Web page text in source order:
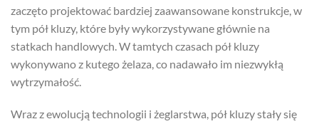
zaczęto projektować bardziej zaawansowane konstrukcje, w
tym pół kluzy, które były wykorzystywane głównie na
statkach handlowych. W tamtych czasach pół kluzy
wykonywano z kutego żelaza, co nadawało im niezwykłą
wytrzymałość.
Wraz z ewolucją technologii i żeglarstwa, pół kluzy stały się